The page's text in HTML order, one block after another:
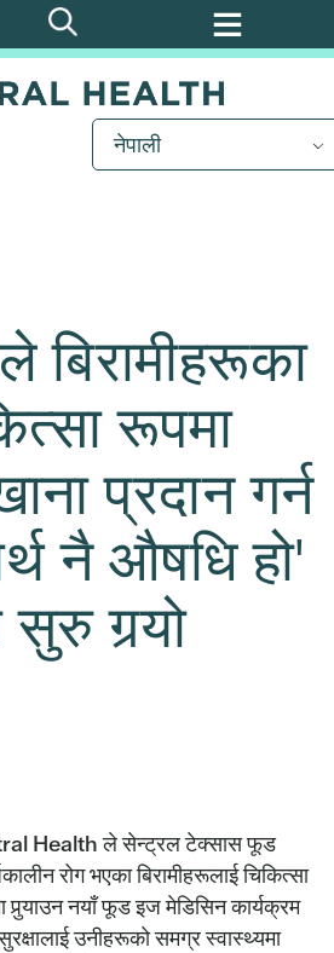
नेपाली
बिरामीहरूका
रूपमा
प्रदान गर्न
नै औषधि हो'
गर्‍यो
Health ले सेन्ट्रल टेक्सास फूड
रोग भएका बिरामीहरूलाई चिकित्सा
पुर्‍याउन नयाँ फूड इज मेडिसिन कार्यक्रम
उनीहरूको समग्र स्वास्थ्यमा